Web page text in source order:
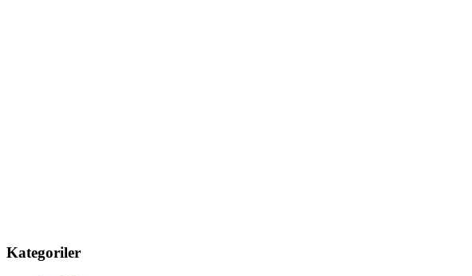
Kategoriler